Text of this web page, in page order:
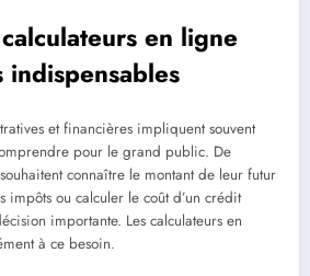
en ligne
indispensables
et financières impliquent souvent
pour le grand public. De
connaître le montant de leur futur
impôts ou calculer le coût d’un crédit
importante. Les calculateurs en
à ce besoin.